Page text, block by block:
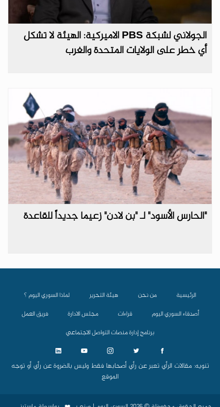
الجولاني لشبكة PBS الاميركية: الهيئة لا تشكل
أي خطر على الولايات المتحدة والغرب
"الحارس الأسود" لـ "بن لادن" زعيما جديداً للقاعدة
الرئيسية من نحن هيئة التحرير
لماذا السوري اليوم ؟
أصدقاء السوري اليوم
قراءات مجلس الادارة
فريق العمل
برنامج إدارة منصات التواصل الاجتماعي
تنويه: مقالات الرأي تعبر عن رأي أصحابها فقط وليس بالضروة عن رأي أو توجه
الموقع